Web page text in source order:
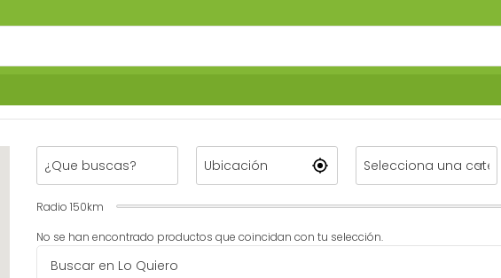
Radio 150km
No se han encontrado productos que coincidan con tu selección.